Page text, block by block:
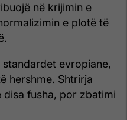
në krijimin e
e plotë të
evropiane,
hershme. Shtrirja
disa fusha, por zbatimi